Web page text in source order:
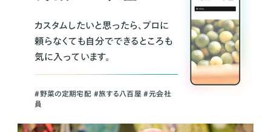
カスタムしたいと思ったら、プロに
頼らなくても自分でできるところも
気に入っています。
＃野菜の定期宅配 ＃旅する八百屋 ＃元会社
員